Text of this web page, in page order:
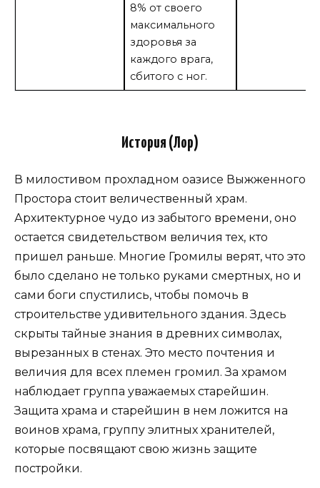
8% от своего
максимального
здоровья за
каждого врага,
сбитого с ног.
История (Лор)
В милостивом прохладном оазисе Выжженного
Простора стоит величественный храм.
Архитектурное чудо из забытого времени, оно
остается свидетельством величия тех, кто
пришел раньше. Многие Громилы верят, что это
было сделано не только руками смертных, но и
сами боги спустились, чтобы помочь в
строительстве удивительного здания. Здесь
скрыты тайные знания в древних символах,
вырезанных в стенах. Это место почтения и
величия для всех племен громил. За храмом
наблюдает группа уважаемых старейшин.
Защита храма и старейшин в нем ложится на
воинов храма, группу элитных хранителей,
которые посвящают свою жизнь защите
постройки.